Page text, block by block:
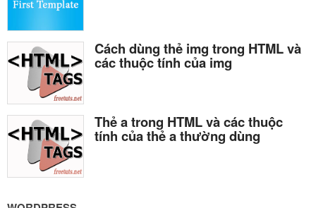
Cách dùng thẻ img trong HTML và
các thuộc tính của img
Thẻ a trong HTML và các thuộc
tính của thẻ a thường dùng